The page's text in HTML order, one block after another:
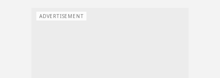
ADVERTISEMENT